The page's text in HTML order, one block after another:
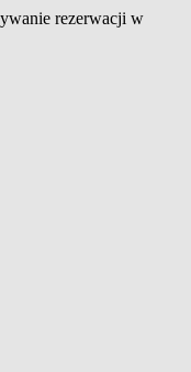
rezerwacji w